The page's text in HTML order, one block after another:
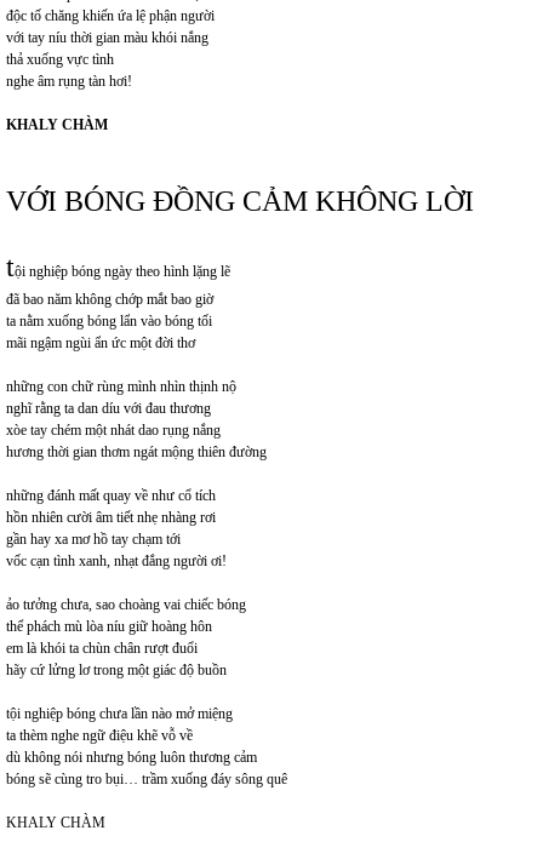
độc tố chăng khiến ứa lệ phận người
với tay níu thời gian màu khói nắng
thả xuống vực tình
nghe âm rụng tàn hơi!
KHALY CHÀM
VỚI BÓNG ĐỒNG CẢM KHÔNG LỜI
tội nghiệp bóng ngày theo hình lặng lẽ
đã bao năm không chớp mắt bao giờ
ta nằm xuống bóng lẩn vào bóng tối
mãi ngậm ngùi ẩn ức một đời thơ
những con chữ rùng mình nhìn thịnh nộ
nghĩ rằng ta dan díu với đau thương
xòe tay chém một nhát dao rụng nắng
hương thời gian thơm ngát mộng thiên đường
những đánh mất quay về như cổ tích
hồn nhiên cười âm tiết nhẹ nhàng rơi
gần hay xa mơ hồ tay chạm tới
vốc cạn tình xanh, nhạt đắng người ơi!
ảo tưởng chưa, sao choàng vai chiếc bóng
thể phách mù lòa níu giữ hoàng hôn
em là khói ta chùn chân rượt đuổi
hãy cứ lửng lơ trong một giác độ buồn
tội nghiệp bóng chưa lần nào mở miệng
ta thèm nghe ngữ điệu khẽ vỗ về
dù không nói nhưng bóng luôn thương cảm
bóng sẽ cùng tro bụi… trầm xuống đáy sông quê
KHALY CHÀM